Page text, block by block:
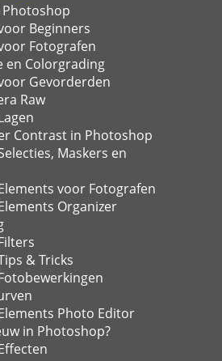
Beginners
Fotografen
en Colorgrading
Gevorderden
Raw
Contrast in Photoshop
Maskers en
voor Fotografen
Organizer
& Tricks
Photo Editor
in Photoshop?